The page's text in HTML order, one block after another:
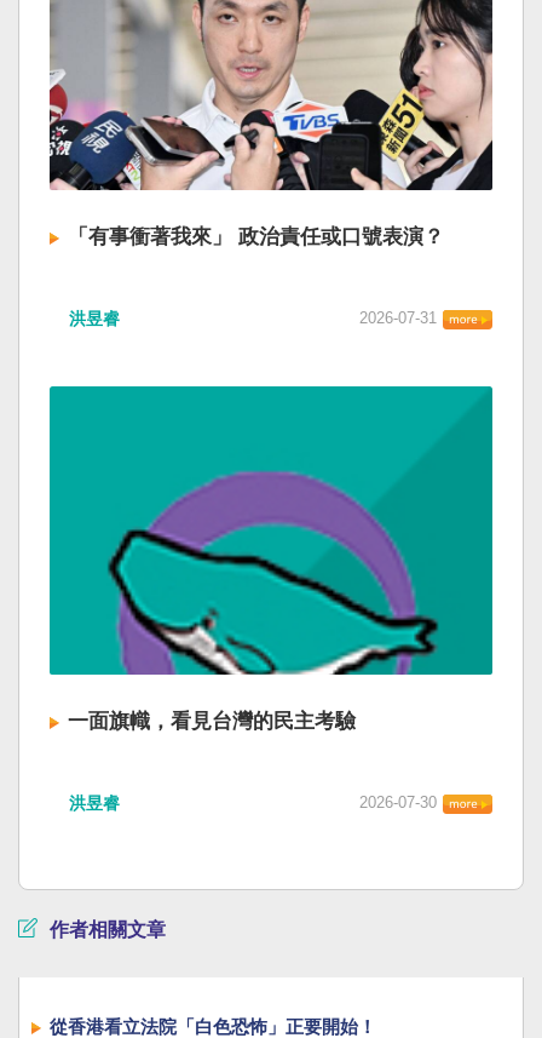
「有事衝著我來」 政治責任或口號表演？
洪昱睿 2026-07-31
一面旗幟，看見台灣的民主考驗
洪昱睿 2026-07-30
作者相關文章
從香港看立法院「白色恐怖」正要開始！